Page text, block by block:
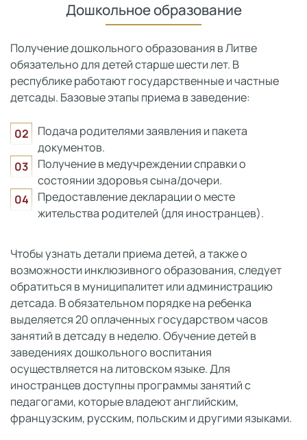
Дошкольное образование
Получение дошкольного образования в Литве
обязательно для детей старше шести лет. В
республике работают государственные и частные
детсады. Базовые этапы приема в заведение:
Подача родителями заявления и пакета
документов.
Получение в медучреждении справки о
состоянии здоровья сына/дочери.
Предоставление декларации о месте
жительства родителей (для иностранцев).
Чтобы узнать детали приема детей, а также о
возможности инклюзивного образования, следует
обратиться в муниципалитет или администрацию
детсада. В обязательном порядке на ребенка
выделяется 20 оплаченных государством часов
занятий в детсаду в неделю. Обучение детей в
заведениях дошкольного воспитания
осуществляется на литовском языке. Для
иностранцев доступны программы занятий с
педагогами, которые владеют английским,
французским, русским, польским и другими языками.